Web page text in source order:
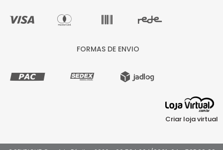
FORMAS DE ENVIO
Criar loja virtual